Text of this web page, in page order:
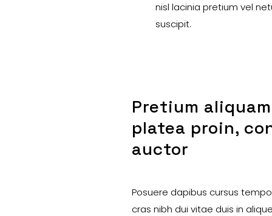
nisl lacinia pretium vel
suscipit.
Pretium aliquam
platea proin,
auctor
Posuere dapibus cursus
cras nibh dui vitae duis in